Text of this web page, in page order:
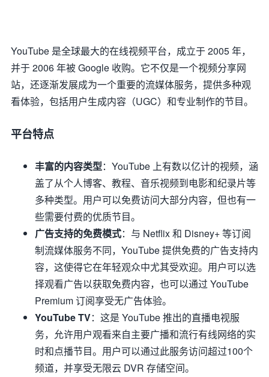
YouTube 是全球最大的在线视频平台，成立于 2005 年，
并于 2006 年被 Google 收购。它不仅是一个视频分享网
站，还逐渐发展成为一个重要的流媒体服务，提供多种观
看体验，包括用户生成内容（UGC）和专业制作的节目。
平台特点
丰富的内容类型：YouTube 上有数以亿计的视频，涵
盖了从个人博客、教程、音乐视频到电影和纪录片等
多种类型。用户可以免费访问大部分内容，但也有一
些需要付费的优质节目。
广告支持的免费模式：与 Netflix 和 Disney+ 等订阅
制流媒体服务不同，YouTube 提供免费的广告支持内
容，这使得它在年轻观众中尤其受欢迎。用户可以选
择观看广告以获取免费内容，也可以通过 YouTube
Premium 订阅享受无广告体验。
YouTube TV：这是 YouTube 推出的直播电视服
务，允许用户观看来自主要广播和流行有线网络的实
时和点播节目。用户可以通过此服务访问超过100个
频道，并享受无限云 DVR 存储空间。